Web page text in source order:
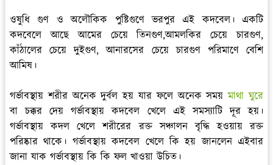
ওষুধি গুণ ও অলৌকিক পুষ্টিগুণে ভরপুর এই কদবেল। একটি
কদবেলে আছে আমের চেয়ে তিনগুণ,আমলকির চেয়ে চারগুণ,
কাঁঠালের চেয়ে দুইগুণ, আনারসের চেয়ে চারগুণ পরিমাণে বেশি
আমিষ।
গর্ভাবস্থায় শরীর অনেক দুর্বল হয় যার ফলে অনেক সময়মাথা ঘুরে
বা চক্কর দেয় গর্ভাবস্থায় কদবেল খেলে এই সমস্যাটি দূর হয়।
গর্ভাবস্থায় কদল খেলে শরীরের রক্ত সঞ্চালন বৃদ্ধি হওয়ায় রক্ত
পরিষ্কার থাকে। গর্ভাবস্থায় কদবেল খেলে কি হয় জানলেন এইবার
জানা যাক গর্ভাবস্থায় কি কি ফল খাওয়া উচিত।